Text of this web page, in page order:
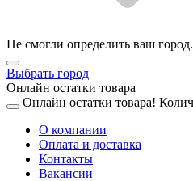
Не смогли определить ваш
Выбрать город
Онлайн остатки товара
Онлайн остатки товара!
О компании
Оплата и доставка
Контакты
Вакансии